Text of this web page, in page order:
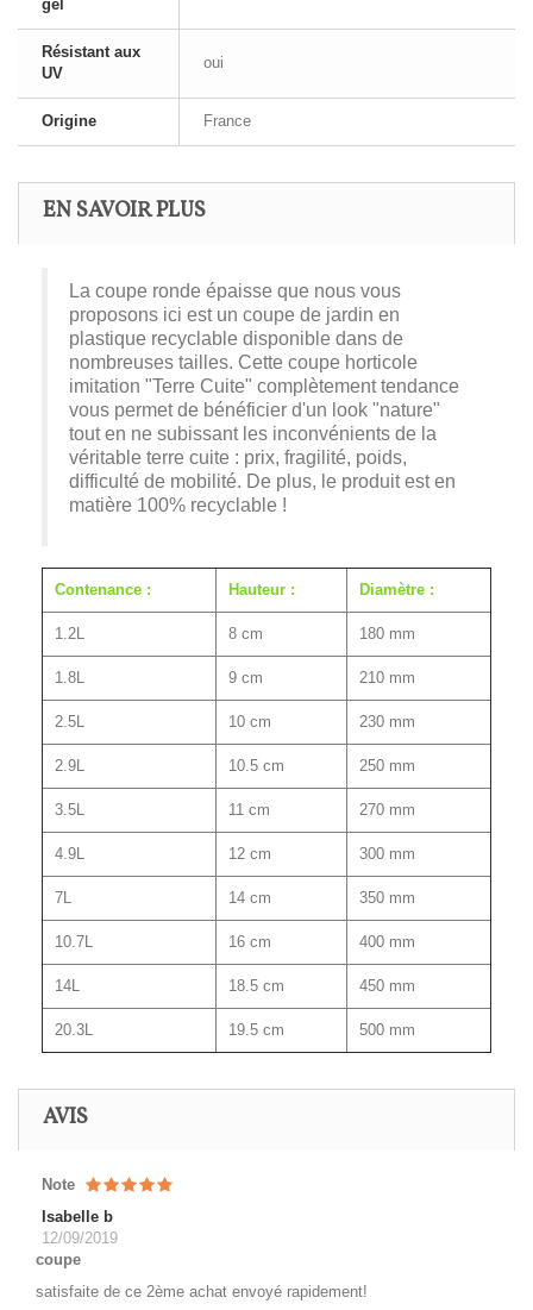
gel
Résistant aux
UV
oui
Origine France
EN SAVOIR PLUS
La coupe ronde épaisse que nous vous
proposons ici est un coupe de jardin en
plastique recyclable disponible dans de
nombreuses tailles. Cette coupe horticole
imitation "Terre Cuite" complètement tendance
vous permet de bénéficier d'un look "nature"
tout en ne subissant les inconvénients de la
véritable terre cuite : prix, fragilité, poids,
difficulté de mobilité. De plus, le produit est en
matière 100% recyclable !
Contenance : Hauteur : Diamètre :
1.2L 8 cm 180 mm
1.8L 9 cm 210 mm
2.5L 10 cm 230 mm
2.9L 10.5 cm 250 mm
3.5L 11 cm 270 mm
4.9L 12 cm 300 mm
7L 14 cm 350 mm
10.7L 16 cm 400 mm
14L 18.5 cm 450 mm
20.3L 19.5 cm 500 mm
AVIS
Note
Isabelle b
12/09/2019
coupe
satisfaite de ce 2ème achat envoyé rapidement!